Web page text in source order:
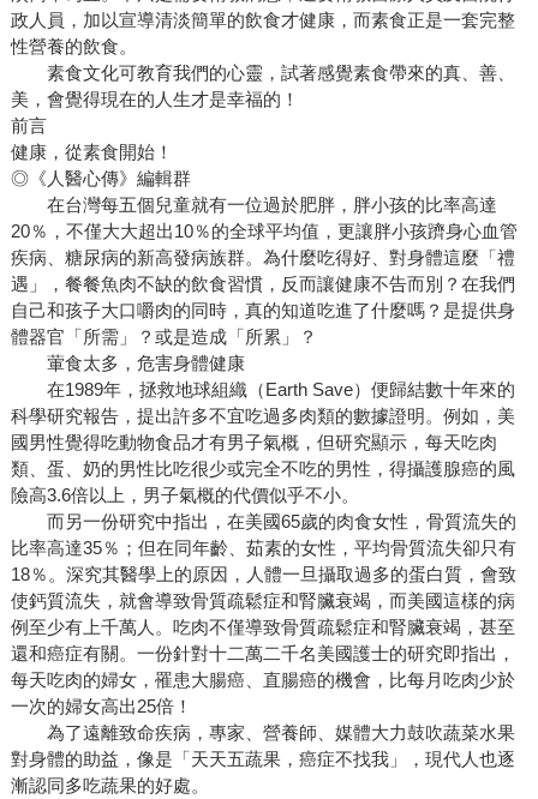
政人員，加以宣導清淡簡單的飲食才健康，而素食正是一套完整
性營養的飲食。
素食文化可教育我們的心靈，試著感覺素食帶來的真、善、
美，會覺得現在的人生才是幸福的！
前言
健康，從素食開始！
◎《人醫心傳》編輯群
在台灣每五個兒童就有一位過於肥胖，胖小孩的比率高達
20％，不僅大大超出10％的全球平均值，更讓胖小孩躋身心血管
疾病、糖尿病的新高發病族群。為什麼吃得好、對身體這麼「禮
遇」，餐餐魚肉不缺的飲食習慣，反而讓健康不告而別？在我們
自己和孩子大口嚼肉的同時，真的知道吃進了什麼嗎？是提供身
體器官「所需」？或是造成「所累」？
葷食太多，危害身體健康
在1989年，拯救地球組織（Earth Save）便歸結數十年來的
科學研究報告，提出許多不宜吃過多肉類的數據證明。例如，美
國男性覺得吃動物食品才有男子氣概，但研究顯示，每天吃肉
類、蛋、奶的男性比吃很少或完全不吃的男性，得攝護腺癌的風
險高3.6倍以上，男子氣概的代價似乎不小。
而另一份研究中指出，在美國65歲的肉食女性，骨質流失的
比率高達35％；但在同年齡、茹素的女性，平均骨質流失卻只有
18％。深究其醫學上的原因，人體一旦攝取過多的蛋白質，會致
使鈣質流失，就會導致骨質疏鬆症和腎臟衰竭，而美國這樣的病
例至少有上千萬人。吃肉不僅導致骨質疏鬆症和腎臟衰竭，甚至
還和癌症有關。一份針對十二萬二千名美國護士的研究即指出，
每天吃肉的婦女，罹患大腸癌、直腸癌的機會，比每月吃肉少於
一次的婦女高出25倍！
為了遠離致命疾病，專家、營養師、媒體大力鼓吹蔬菜水果
對身體的助益，像是「天天五蔬果，癌症不找我」，現代人也逐
漸認同多吃蔬果的好處。